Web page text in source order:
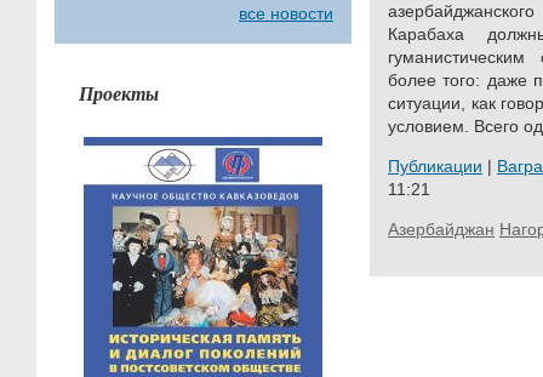
все новости
Проекты
Карабаха
более того: даже
ситуации, как
условием. Всего
Публикации |
11:21
Азербайджан